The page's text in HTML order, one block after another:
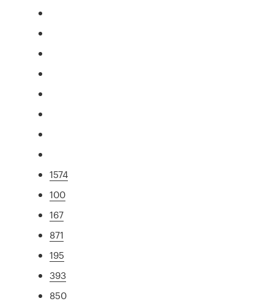
1574
100
167
871
195
393
850